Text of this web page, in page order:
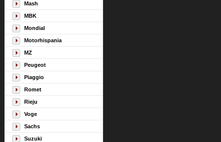
Mash
MBK
Mondial
Motorhispania
MZ
Peugeot
Piaggio
Romet
Rieju
Voge
Sachs
Suzuki